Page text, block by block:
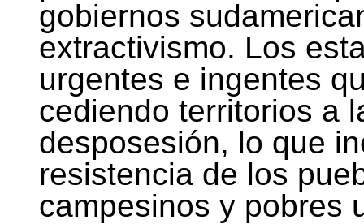
gobiernos
extractivismo. Los
urgentes e ingentes
cediendo territorios a
desposesión, lo que
resistencia de los
campesinos y pobres